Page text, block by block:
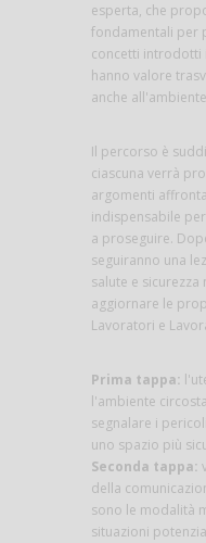
esperta, che
fondamentali per
concetti introdotti
hanno valore
anche
Il percorso è
ciascuna verrà
argomenti
indispensabile
a proseguire.
seguiranno una
salute e
aggiornare le
Lavoratori e
Prima tappa:
l'ambiente
segnalare i
uno spazio più
Seconda tappa:
della
sono le modalità
situazioni